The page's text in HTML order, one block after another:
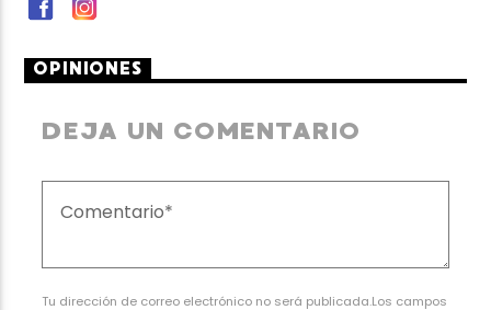
OPINIONES
DEJA UN COMENTARIO
Tu dirección de correo electrónico no será publicada.Los campos